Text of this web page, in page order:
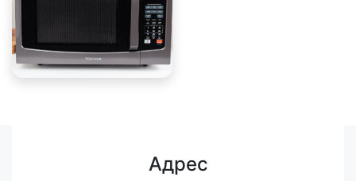
Адрес